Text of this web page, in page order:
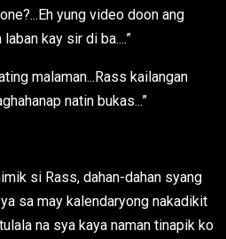
yung video doon ang
kay sir di ba....”
malaman...Rass kailangan
natin bukas...”
si Rass, dahan-dahan syang
sa may kalendaryong nakadikit
na sya kaya naman tinapik ko